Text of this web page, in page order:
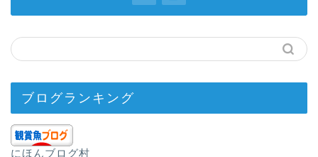
ブログランキング
にほんブログ村